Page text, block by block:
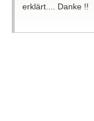
erklärt.... Danke !!